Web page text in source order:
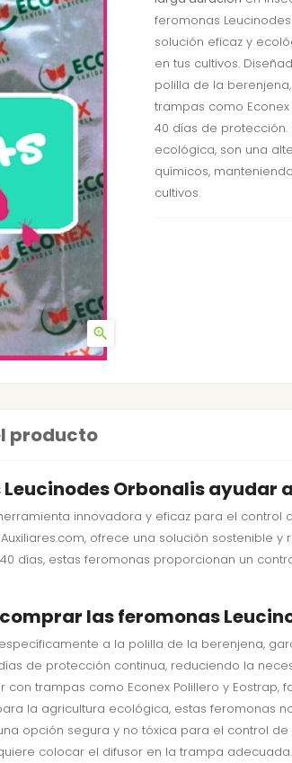

feromonas
solución eficaz y
en tus cultivos.
polilla de la
trampas como
40 días de
ecológica, son una
químicos,
cultivos.
producto
Orbonalis
innovadora y eficaz para el
ofrece una solución
días, estas feromonas proporcionan un
las feromonas
a la polilla de la berenjena,
de protección continua, reduciendo la
con trampas como Econex Polillero y
la agricultura ecológica, estas feromonas
opción segura y no tóxica para el control
colocar el difusor en la trampa adecuada.